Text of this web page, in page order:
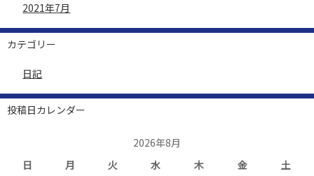
2021年7月
カテゴリー
日記
投稿日カレンダー
2026年8月
日
月 火 水 木 金 土